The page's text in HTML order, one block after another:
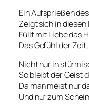
Ein Aufsprießen
Zeigt sich in diesen
Füllt mit Liebe das
Das Gefühl der
Nicht nur in
So bleibt der Geist
Da man meist nur
Und nur zum